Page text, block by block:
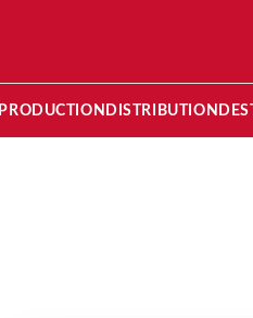
PRODUCTION DISTRIBUTION